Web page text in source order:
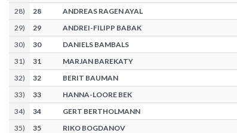
28) 28 ANDREAS RAGEN AYAL
29) 29 ANDREI-FILIPP BABAK
30) 30 DANIELS BAMBALS
31) 31 MARJAN BAREKATY
32) 32 BERIT BAUMAN
33) 33 HANNA-LOORE BEK
34) 34 GERT BERTHOLMANN
35) 35 RIKO BOGDANOV